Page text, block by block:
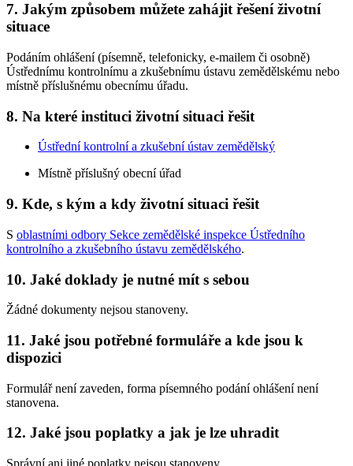
7. Jakým způsobem můžete zahájit řešení životní
situace
Podáním ohlášení (písemně, telefonicky, e-mailem či osobně)
Ústřednímu kontrolnímu a zkušebnímu ústavu zemědělskému nebo
místně příslušnému obecnímu úřadu.
8. Na které instituci životní situaci řešit
Ústřední kontrolní a zkušební ústav zemědělský
Místně příslušný obecní úřad
9. Kde, s kým a kdy životní situaci řešit
S oblastními odbory Sekce zemědělské inspekce Ústředního
kontrolního a zkušebního ústavu zemědělského.
10. Jaké doklady je nutné mít s sebou
Žádné dokumenty nejsou stanoveny.
11. Jaké jsou potřebné formuláře a kde jsou k
dispozici
Formulář není zaveden, forma písemného podání ohlášení není
stanovena.
12. Jaké jsou poplatky a jak je lze uhradit